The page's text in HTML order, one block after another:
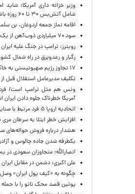
وزیر خزانه داری آمریکا: شاید
شامل آتش‌بس ۳۰ تا ۶۰ روزه باشیم
اقامه نماز جمعه اردوغان، بن
سود ۷۰ میلیاردی ذوب‌آهن از یک انتقال عجیب
رویترز: ترامپ در جنگ علیه ایران بر سر ۲ راهی بدی گیر
رگبار و رعدوبرق در راه شمال
۱۷ تجاوز رژیم صهیونیستی به خاک سوریه در ۴۸ ساعت گذشته
تکلیف مدیرعامل استقلال
ونس هم مثل ترامپ است/
آمریکا خطرناک جلوه دادن
اتحادیه اروپا ۵ فرد مرتبط با صنایع دفاعی روسیه را تحریم کرد
افزایش خطر ابتلا به سرطان مری با
هشدار درباره فروش حواله‌های
یکطرفه شدن جاده چالوس و
انصارالله: متجاوزان سعودی در
علی اکبری: دشمن در مقابل
چگونه به «کیف پول ایران»
پوتین قصد محک ناتو را با